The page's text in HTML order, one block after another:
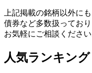
上記掲載の銘柄以外に
債券など多数扱っており
お気軽にご相談ください
人気ランキング